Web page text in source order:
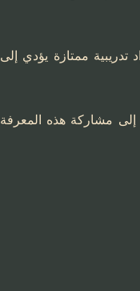
تدريبية ممتازة يؤدي إلى
إلى مشاركة هذه المعرفة